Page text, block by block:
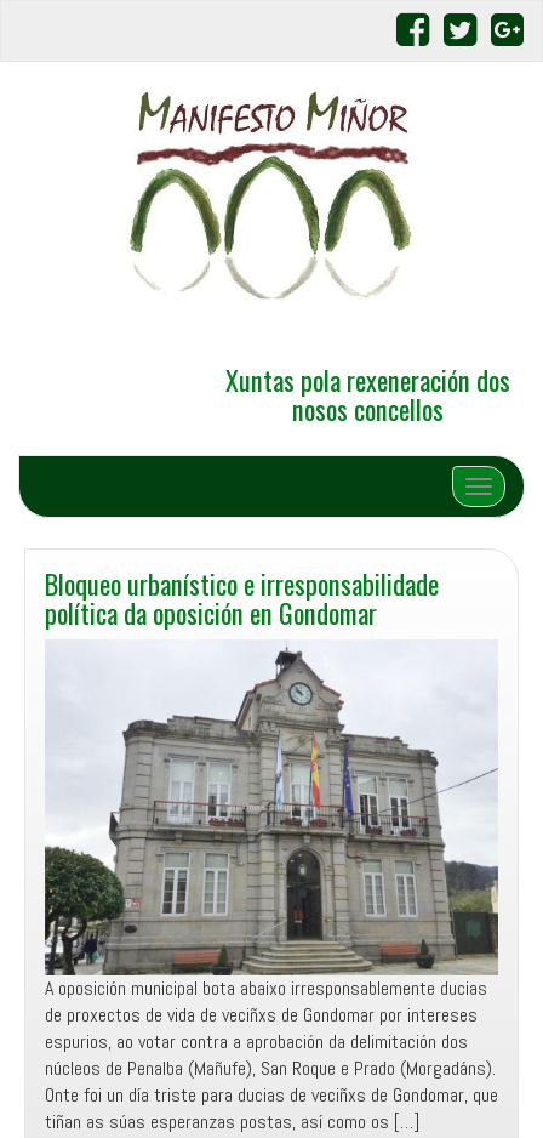
Xuntas pola rexeneración dos
nosos concellos
Alternar
Bloqueo urbanístico e irresponsabilidade
política da oposición en Gondomar
A oposición municipal bota abaixo irresponsablemente ducias
de proxectos de vida de veciñxs de Gondomar por intereses
espurios, ao votar contra a aprobación da delimitación dos
núcleos de Penalba (Mañufe), San Roque e Prado (Morgadáns).
Onte foi un día triste para ducias de veciñxs de Gondomar, que
tiñan as súas esperanzas postas, así como os […]